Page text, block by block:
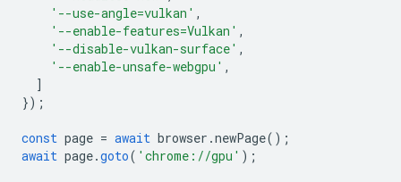
'--use-angle=vulkan' ,
'--enable-features=Vulkan' ,
'--disable-vulkan-surface' ,
'--enable-unsafe-webgpu' ,
]
});
const page = await browser .newPage();
await page.goto( 'chrome://gpu' );